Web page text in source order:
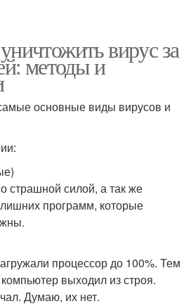
вирус за
методы и
основные виды вирусов и
страшной силой, а так же
программ, которые
процессор до 100%. Тем
выходил из строя.
Думаю, их нет.